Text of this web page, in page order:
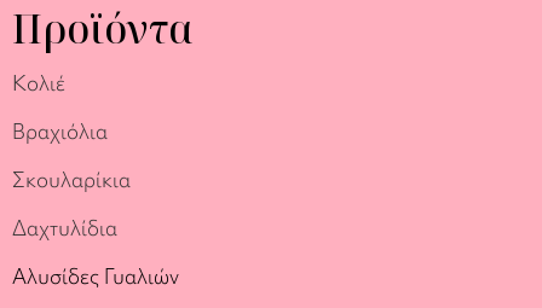
Προϊόντα
Κολιέ
Βραχιόλια
Σκουλαρίκια
Δαχτυλίδια
Αλυσίδες Γυαλιών